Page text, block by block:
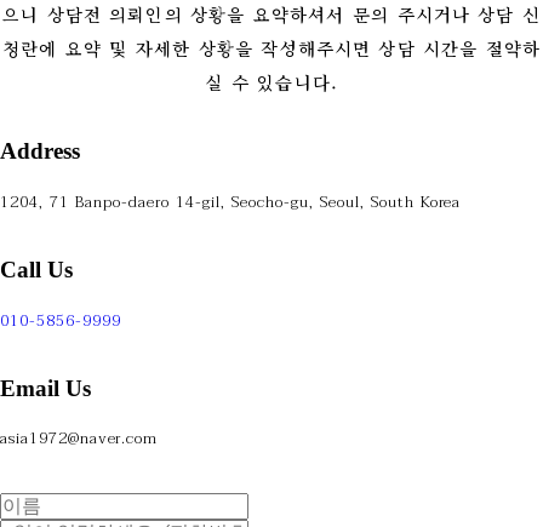
으니 상담전 의뢰인의 상황을 요약하셔서 문의 주시거나 상담 신
청란에 요약 및 자세한 상황을 작성해주시면 상담 시간을 절약하
실 수 있습니다.
Address
1204, 71 Banpo-daero 14-gil, Seocho-gu, Seoul, South Korea
Call Us
010-5856-9999
Email Us
asia1972@naver.com